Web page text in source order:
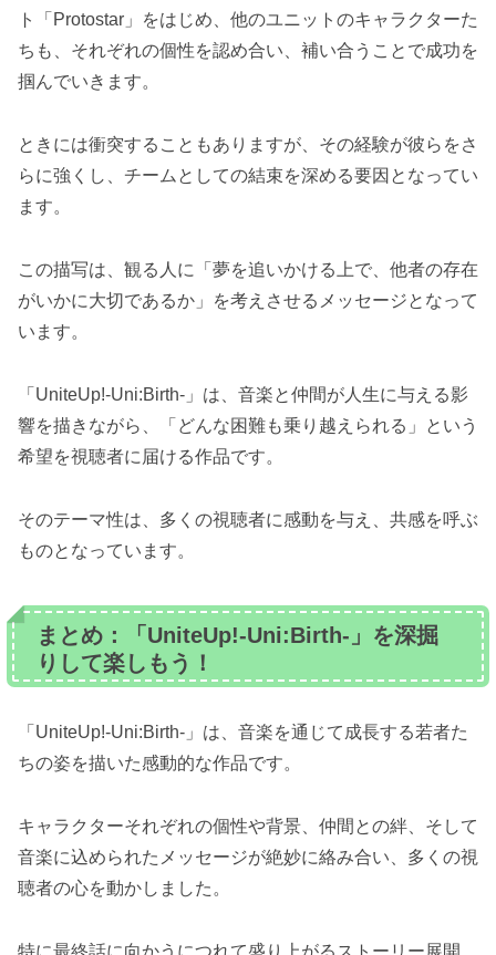
ト「Protostar」をはじめ、他のユニットのキャラクターた
ちも、それぞれの個性を認め合い、補い合うことで成功を
掴んでいきます。
ときには衝突することもありますが、その経験が彼らをさ
らに強くし、チームとしての結束を深める要因となってい
ます。
この描写は、観る人に「夢を追いかける上で、他者の存在
がいかに大切であるか」を考えさせるメッセージとなって
います。
「UniteUp!-Uni:Birth-」は、音楽と仲間が人生に与える影
響を描きながら、「どんな困難も乗り越えられる」という
希望を視聴者に届ける作品です。
そのテーマ性は、多くの視聴者に感動を与え、共感を呼ぶ
ものとなっています。
まとめ：「UniteUp!-Uni:Birth-」を深掘
りして楽しもう！
「UniteUp!-Uni:Birth-」は、音楽を通じて成長する若者た
ちの姿を描いた感動的な作品です。
キャラクターそれぞれの個性や背景、仲間との絆、そして
音楽に込められたメッセージが絶妙に絡み合い、多くの視
聴者の心を動かしました。
特に最終話に向かうにつれて盛り上がるストーリー展開